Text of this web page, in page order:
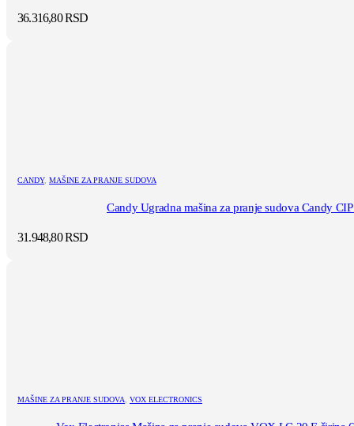
36.316,80RSD
CANDY, MAŠINE ZA PRANJE SUDOVA
Candy Ugradna mašina za pranje sudova Candy
31.948,80RSD
MAŠINE ZA PRANJE SUDOVA VOX ELECTRONICS